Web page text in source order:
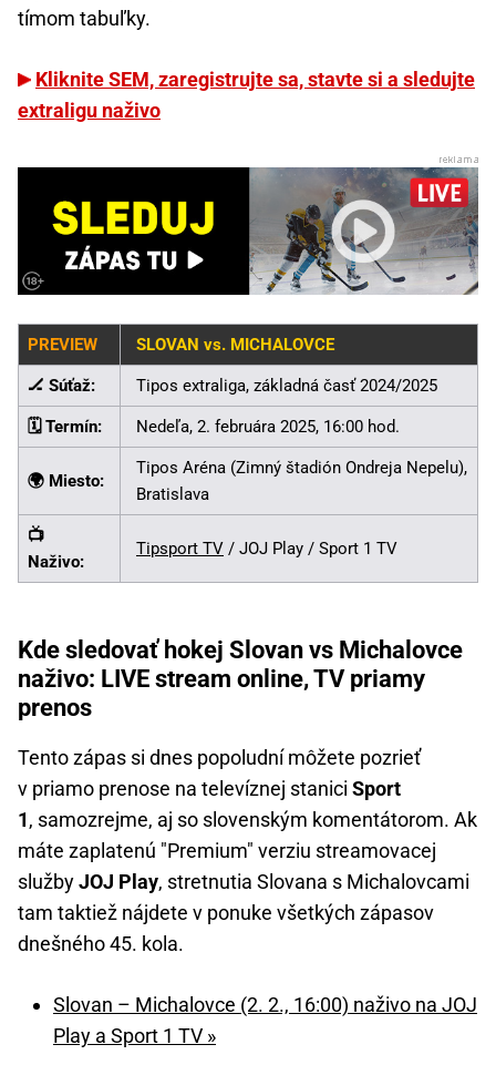
tímom tabuľky.
Kliknite SEM, zaregistrujte sa, stavte si a sledujte
extraligu naživo
PREVIEW SLOVAN vs. MICHALOVCE
🏒 Súťaž: Tipos extraliga, základná časť 2024/2025
🗓️ Termín: Nedeľa, 2. februára 2025, 16:00 hod.
🌍 Miesto:
Tipos Aréna (Zimný štadión Ondreja Nepelu),
Bratislava
📺
Naživo:
Tipsport TV / JOJ Play / Sport 1 TV
Kde sledovať hokej Slovan vs Michalovce
naživo: LIVE stream online, TV priamy
prenos
Tento zápas si dnes popoludní môžete pozrieť
v priamo prenose na televíznej stanici Sport
1, samozrejme, aj so slovenským komentátorom. Ak
máte zaplatenú "Premium" verziu streamovacej
službyJOJ Play, stretnutia Slovana s Michalovcami
tam taktiež nájdete v ponuke všetkých zápasov
dnešného 45. kola.
Slovan – Michalovce (2. 2., 16:00) naživo na JOJ
Play a Sport 1 TV »